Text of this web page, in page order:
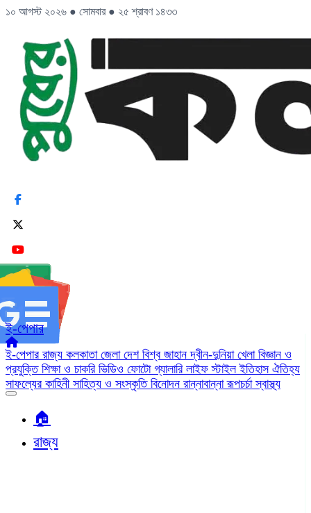
১০ আগস্ট ২০২৬ ● সোমবার ● ২৫ শ্রাবণ ১৪৩৩
ই-পেপার
ই-পেপার রাজ্য কলকাতা জেলা দেশ বিশ্ব জাহানদ্বীন-দুনিয়া খেলা বিজ্ঞান ও
প্রযুক্তি শিক্ষা ও চাকরি ভিডিও ফোটো গ্যালারি লাইফ স্টাইলইতিহাস ঐতিহ্য
সাফল্যের কাহিনী সাহিত্য ও সংস্কৃতি বিনোদন রান্নাবান্নারূপচর্চাস্বাস্থ্য
🏠︎
রাজ্য